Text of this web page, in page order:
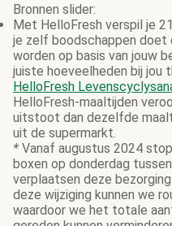
Bronnen slider:
Met HelloFresh verspil je
je zelf boodschappen doet
worden op basis van jouw
juiste hoeveelheden bij jou
HelloFresh
HelloFresh-maaltijden
uitstoot dan dezelfde
uit de supermarkt.
* Vanaf augustus 2024
boxen op donderdag
verplaatsen deze
deze wijziging kunnen we
waardoor we het totale